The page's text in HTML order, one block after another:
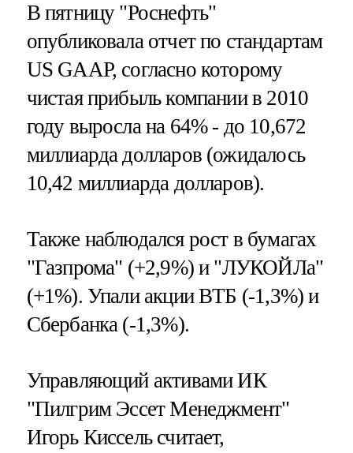
В пятницу "Роснефть"
опубликовала отчет по стандартам
US GAAP, согласно которому
чистая прибыль компании в 2010
году выросла на 64% - до 10,672
миллиарда долларов (ожидалось
10,42 миллиарда долларов).
Также наблюдался рост в бумагах
"Газпрома" (+2,9%) и "ЛУКОЙЛа"
(+1%). Упали акции ВТБ (-1,3%) и
Сбербанка (-1,3%).
Управляющий активами ИК
"Пилгрим Эссет Менеджмент"
Игорь Киссель считает,